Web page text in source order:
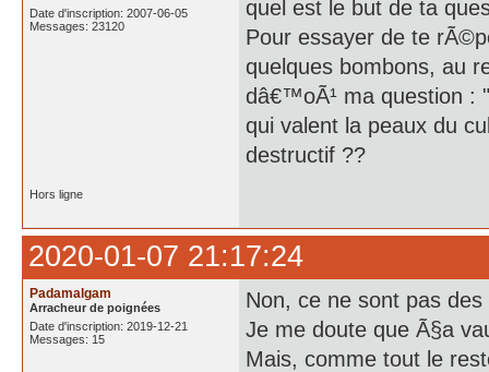
Date d'inscription: 2007-06-05
Messages: 23120
quel est le but de ta
Pour essayer de te
quelques bombons, au
dâ€™oÃ¹ ma question :
qui valent la peaux du
destructif ??
Hors ligne
2020-01-07 21:17:24
Padamalgam
Arracheur de poignées
Date d'inscription: 2019-12-21
Messages: 15
Non, ce ne sont pas
Je me doute que Ã§a
Mais, comme tout le